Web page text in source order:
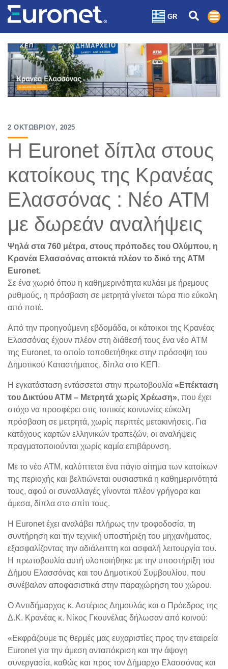
GR
2 ΟΚΤΩΒΡΊΟΥ, 2025
Η Euronet δίπλα στους
κατοίκους της Κρανέας
Ελασσόνας : Νέο ATM
με δωρεάν αναλήψεις
Ψηλά στα 760 μέτρα, στους πρόποδες του Ολύμπου, η
Κρανέα Ελασσόνας αποκτά πλέον το δικό της ATM
Euronet.
Σε ένα χωριό όπου η καθημερινότητα κυλάει με ήρεμους
ρυθμούς, η πρόσβαση σε μετρητά γίνεται τώρα πιο εύκολη
από ποτέ.
Από την προηγούμενη εβδομάδα, οι κάτοικοι της Κρανέας
Ελασσόνας έχουν πλέον στη διάθεσή τους ένα νέο ATM
της Euronet, το οποίο τοποθετήθηκε στην πρόσοψη του
Δημοτικού Καταστήματος, δίπλα στο ΚΕΠ.
Η εγκατάσταση εντάσσεται στην πρωτοβουλία «Επέκταση
του Δικτύου ΑΤΜ – Μετρητά χωρίς Χρέωση», που έχει
στόχο να προσφέρει στις τοπικές κοινωνίες εύκολη
πρόσβαση σε μετρητά, χωρίς περιττές μετακινήσεις. Για
κατόχους καρτών ελληνικών τραπεζών, οι αναλήψεις
πραγματοποιούνται χωρίς καμία επιβάρυνση.
Με το νέο ATM, καλύπτεται ένα πάγιο αίτημα των κατοίκων
της περιοχής και βελτιώνεται ουσιαστικά η καθημερινότητά
τους, αφού οι συναλλαγές γίνονται πλέον γρήγορα και
άμεσα, δίπλα στο σπίτι τους.
Η Euronet έχει αναλάβει πλήρως την τροφοδοσία, τη
συντήρηση και την τεχνική υποστήριξη του μηχανήματος,
εξασφαλίζοντας την αδιάλειπτη και ασφαλή λειτουργία του.
Η πρωτοβουλία αυτή υλοποιήθηκε με την υποστήριξη του
Δήμου Ελασσόνας και του Δημοτικού Συμβουλίου, που
συνέβαλαν αποφασιστικά στην παραχώρηση του χώρου.
Ο Αντιδήμαρχος κ. Αστέριος Δημουλάς και ο Πρόεδρος της
Δ.Κ. Κρανέας κ. Νίκος Γκουνέλας δήλωσαν από κοινού:
«Εκφράζουμε τις θερμές μας ευχαριστίες προς την εταιρεία
Euronet για την άμεση ανταπόκριση και την άψογη
συνεργασία, καθώς και προς τον Δήμαρχο Ελασσόνας και